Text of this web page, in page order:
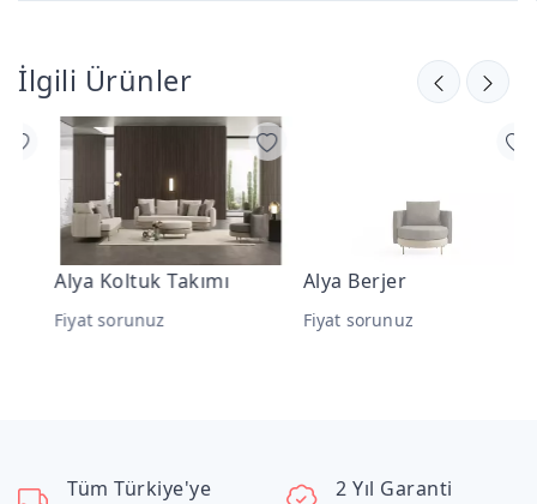
İlgili Ürünler
Alya Koltuk Takımı
Fiyat sorunuz
Alya Berjer
Fiyat sorunuz
Tüm Türkiye'ye 2 Yıl Garanti